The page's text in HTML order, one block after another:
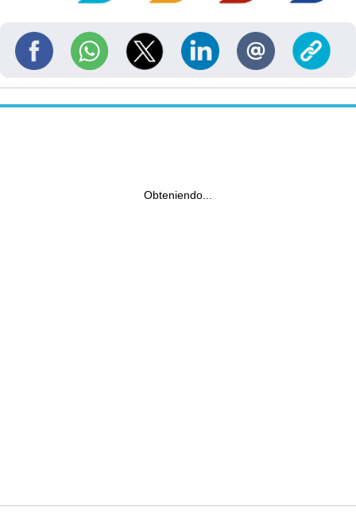
Obteniendo...